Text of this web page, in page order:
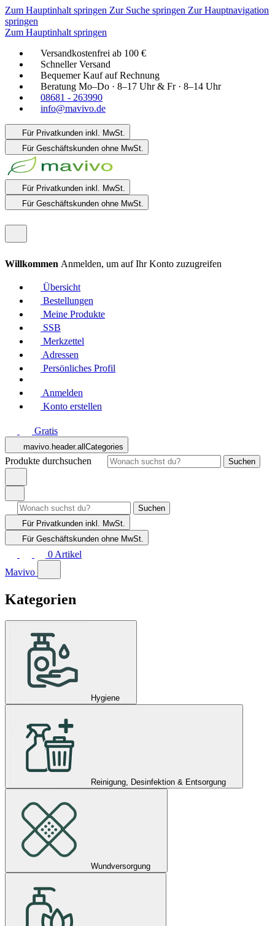
Zum Hauptinhalt springen Zur Suche springen Zur Hauptnavigation
springen
Zum Hauptinhalt springen
Versandkostenfrei ab 100 €
Schneller Versand
Bequemer Kauf auf Rechnung
Beratung Mo–Do · 8–17 Uhr & Fr · 8–14 Uhr
08681 - 263990
info@mavivo.de
Für Privatkunden inkl. MwSt.
Für Geschäftskunden ohne MwSt.
Für Privatkunden inkl. MwSt.
Für Geschäftskunden ohne MwSt.
Willkommen Anmelden, um auf Ihr Konto zuzugreifen
Übersicht
Bestellungen
Meine Produkte
SSB
Merkzettel
Adressen
Persönliches Profil
Anmelden
Konto erstellen
Gratis
mavivo.header.allCategories
Produkte durchsuchen Suchen
Suchen
Für Privatkunden inkl. MwSt.
Für Geschäftskunden ohne MwSt.
0 Artikel
Mavivo
Kategorien
Hygiene
Reinigung, Desinfektion & Entsorgung
Wundversorgung